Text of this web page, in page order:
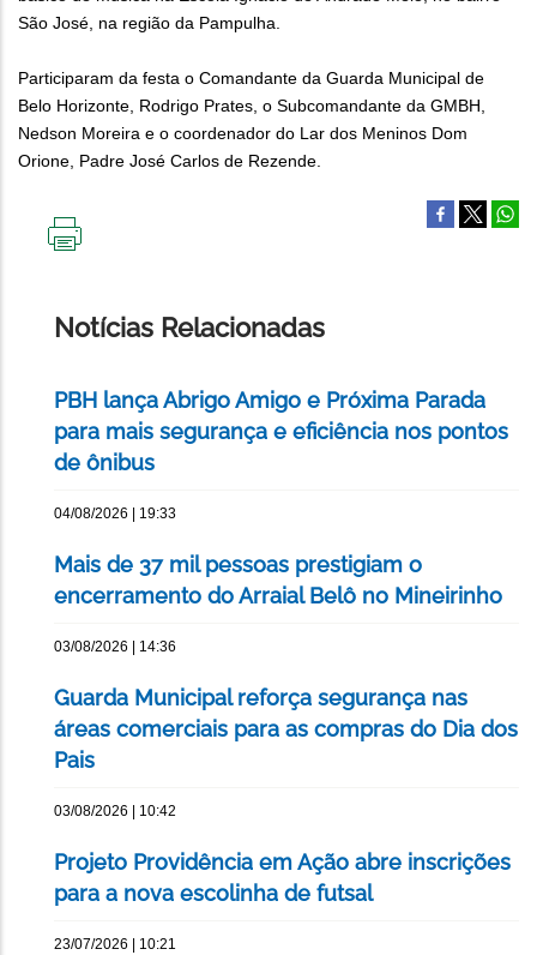
São José, na região da Pampulha.
Participaram da festa o Comandante da Guarda Municipal de
Belo Horizonte, Rodrigo Prates, o Subcomandante da GMBH,
Nedson Moreira e o coordenador do Lar dos Meninos Dom
Orione, Padre José Carlos de Rezende.
Notícias Relacionadas
PBH lança Abrigo Amigo e Próxima Parada
para mais segurança e eficiência nos pontos
de ônibus
04/08/2026 | 19:33
Mais de 37 mil pessoas prestigiam o
encerramento do Arraial Belô no Mineirinho
03/08/2026 | 14:36
Guarda Municipal reforça segurança nas
áreas comerciais para as compras do Dia dos
Pais
03/08/2026 | 10:42
Projeto Providência em Ação abre inscrições
para a nova escolinha de futsal
23/07/2026 | 10:21